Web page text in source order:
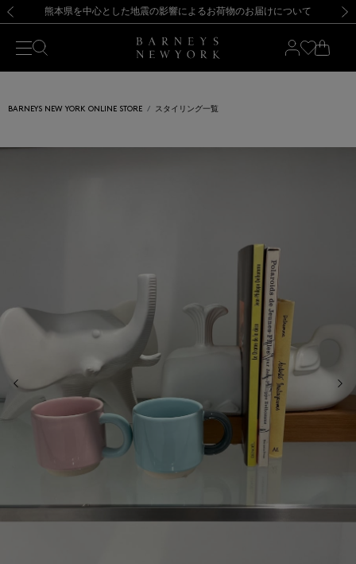
新規登録のお客様も対象！＜MY BARNEYS＞会員のお客様は11,000円（税込）以上のお買上げで常時送料無料！お買い物の際は会員登録を！
【夏季休業に伴う返品・交換承り一時停止のお知らせ】（2026.8.5）
熊本県を中心とした地震の影響によるお荷物のお届けについて
【開催中】SUMMER SALEのご案内・ご注意事項 新規登録のお客様も対象！＜MY BARNEYS＞会員のお客様は11,000円（税込）以上のお買上げで常時送料無料！お買い物の際は会員登録を！
【夏季休業に伴う返品・交換承り一時停止のお知らせ】（2026.8.5）
BARNEYS NEW YORK ONLINE STORE スタイリング一覧